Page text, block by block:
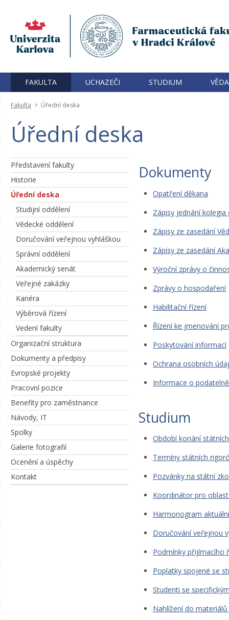
FAKULTA UCHAZEČI STUDIUM
Fakulta > Úřední deska
Úřední deska
Představení fakulty
Historie
Úřední deska
Studijní oddělení
Vědecké oddělení
Doručování veřejnou vyhláškou
Správní oddělení
Akademický senát
Veřejné zakázky
Kariéra
Výběrová řízení
Vedení fakulty
Organizační struktura
Dokumenty a předpisy
Evropské projekty
Pracovní pozice
Benefity pro zaměstnance
Návody, IT
Spolky
Galerie fotografií
Ocenění a úspěchy
Kontakt
Dokumenty
Opatření děkana
Zápisy jednání kolegia
Zápisy ze zasedání
Zápisy ze zasedání
Výroční zprávy o
Zprávy o hospodaření
Habilitační řízení
Řízení ke jmenování
Poskytování informací
Ochrana osobních
Informace o podatelně
Studium
Období konání
Termíny státních
Pozvánky na státní
Koordinátor pro
Harmonogram
Doručování veřejnou
Podmínky přijímacího
Poplatky spojené se
Studenti se
Nahlížení do